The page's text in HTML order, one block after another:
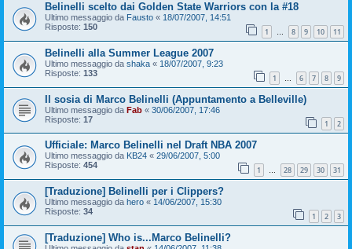
Belinelli scelto dai Golden State Warriors con la #18
Ultimo messaggio da Fausto « 18/07/2007, 14:51
Risposte: 150 1 … 8 9 10 11
Belinelli alla Summer League 2007
Ultimo messaggio da shaka « 18/07/2007, 9:23
Risposte: 133 1 … 6 7 8 9
Il sosia di Marco Belinelli (Appuntamento a Belleville)
Ultimo messaggio da Fab « 30/06/2007, 17:46
Risposte: 17 1 2
Ufficiale: Marco Belinelli nel Draft NBA 2007
Ultimo messaggio da KB24 « 29/06/2007, 5:00
Risposte: 454 1 … 28 29 30 31
[Traduzione] Belinelli per i Clippers?
Ultimo messaggio da hero « 14/06/2007, 15:30
Risposte: 34 1 2 3
[Traduzione] Who is...Marco Belinelli?